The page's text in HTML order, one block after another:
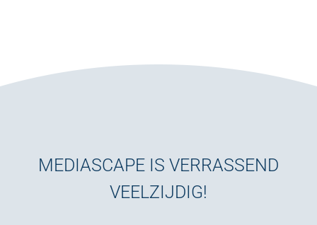
MEDIASCAPE IS VERRASSEND
VEELZIJDIG!